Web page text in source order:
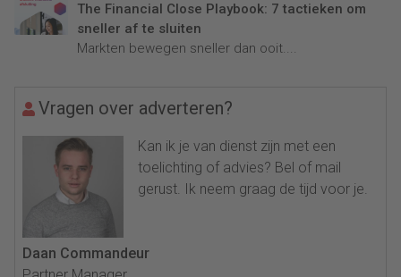
The Financial Close Playbook: 7 tactieken om
sneller af te sluiten
Markten bewegen sneller dan ooit....
Vragen over adverteren?
Kan ik je van dienst zijn met een
toelichting of advies? Bel of mail
gerust. Ik neem graag de tijd voor je.
Daan Commandeur